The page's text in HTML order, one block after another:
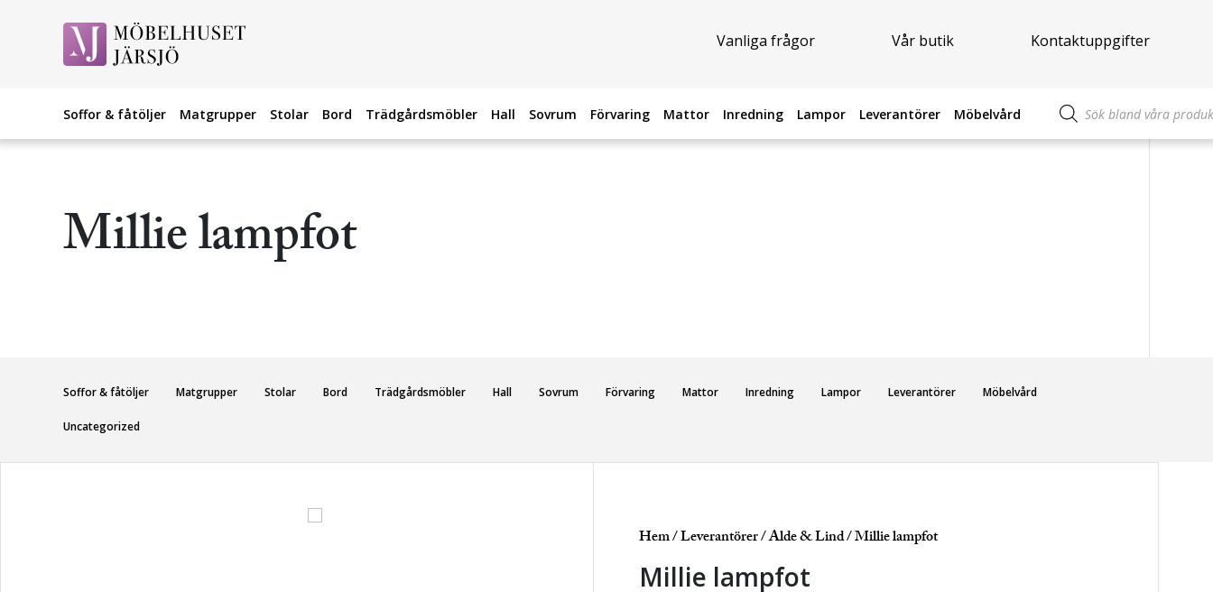
Vanliga frågor Vår butik Kontaktuppgifter
Soffor & fåtöljer Matgrupper Stolar Bord Trädgårdsmöbler Hall Sovrum Förvaring Mattor Inredning Lampor Leverantörer Möbelvård
Produktsökning
Millie lampfot
Soffor & fåtöljer Matgrupper Stolar Bord Trädgårdsmöbler Hall Sovrum Förvaring Mattor Inredning Lampor Leverantörer Möbelvård
Uncategorized
Hem/Leverantörer/Alde & Lind/ Millie lampfot
Millie lampfot